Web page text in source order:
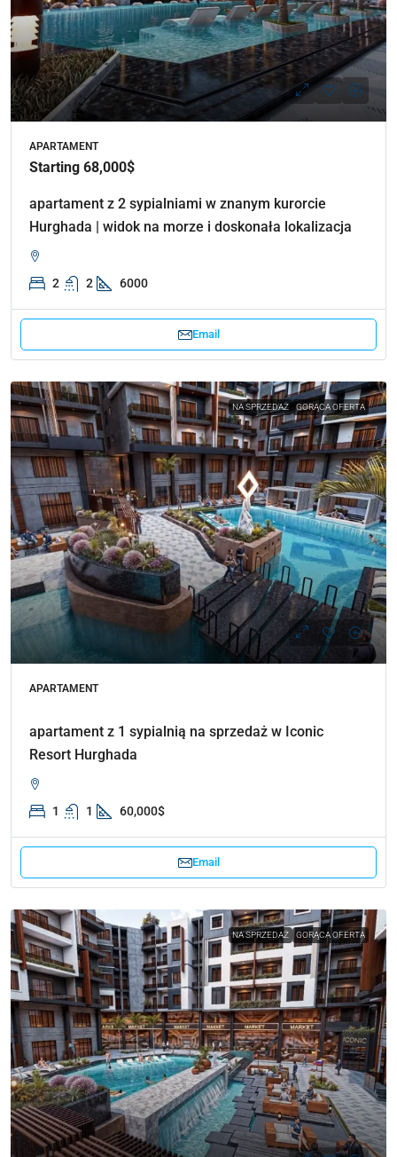
APARTAMENT
Starting 68,000$
apartament z 2 sypialniami w znanym kurorcie
Hurghada | widok na morze i doskonała lokalizacja
2 2 6000
Email
NA SPRZEDAŻ GORĄCA OFERTA
APARTAMENT
apartament z 1 sypialnią na sprzedaż w Iconic
Resort Hurghada
1 1 60,000$
Email
NA SPRZEDAŻ GORĄCA OFERTA